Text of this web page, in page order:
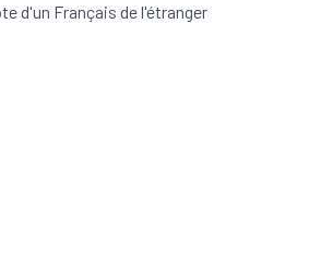
d'un Français de l'étranger